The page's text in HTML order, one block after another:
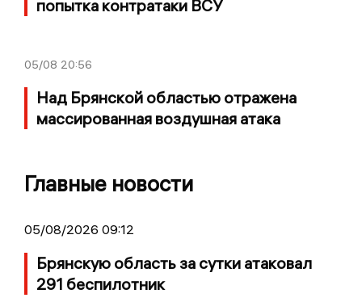
попытка контратаки ВСУ
05/08 20:56
Над Брянской областью отражена
массированная воздушная атака
Главные новости
05/08/2026 09:12
Брянскую область за сутки атаковал
291 беспилотник